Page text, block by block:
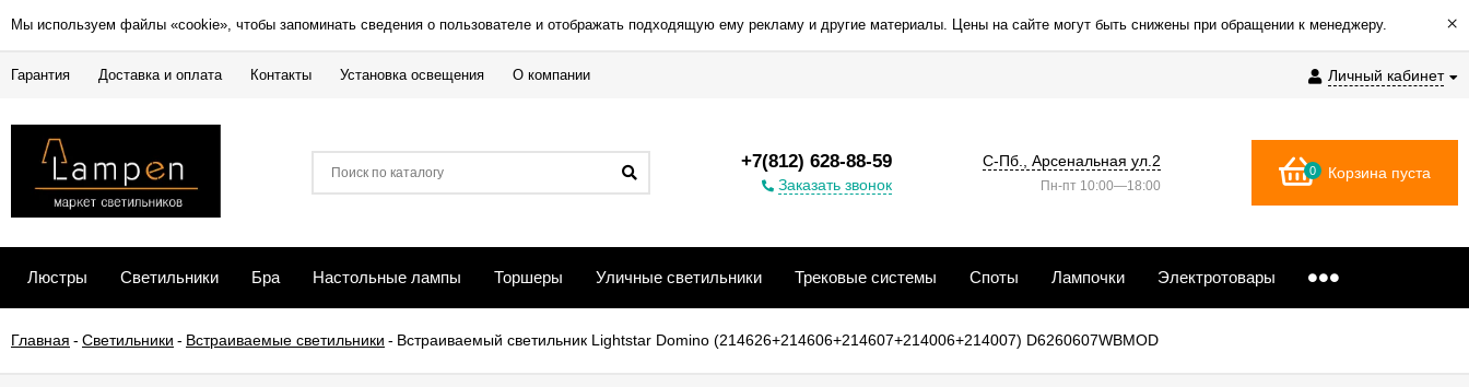
Мы используем файлы «cookie», чтобы запоминать сведения о пользователе и отображать подходящую ему рекламу и другие материалы. Цены на сайте могут быть снижены при обращении к менеджеру. ×
Личный кабинет
Гарантия Доставка и оплата Контакты Установка освещения О компании
+7(812) 628-88-59
Заказать звонок
С-Пб., Арсенальная ул.2
Пн-пт 10:00—18:00
0 Корзина пуста
Люстры Светильники Бра Настольные лампы Торшеры Уличные светильники Трековые системы Споты Лампочки Электротовары
Главная - Светильники - Встраиваемые светильники - Встраиваемый светильник Lightstar Domino (214626+214606+214607+214006+214007) D6260607WBMOD